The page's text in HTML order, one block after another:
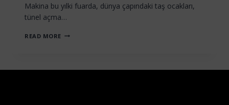
Makina bu yılki fuarda, dünya çapındaki taş ocakları,
tünel açma…
READ MORE SET
: